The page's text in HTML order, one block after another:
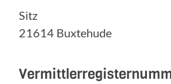
Sitz
21614 Buxtehude